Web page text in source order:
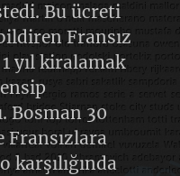
Bu ücreti
Fransız
yıl kiralamak
Bosman 30
karşılığında